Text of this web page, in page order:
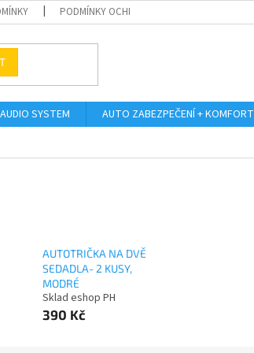
PODMÍNKY OCHRANY OSOBNÍCH ÚDAJŮ
SYSTEM AUTO ZABEZPEČENÍ + KOMFORT
AUTOTRIČKA NA DVĚ
SEDADLA- 2 KUSY,
MODRÉ
Sklad eshop PH
390 Kč